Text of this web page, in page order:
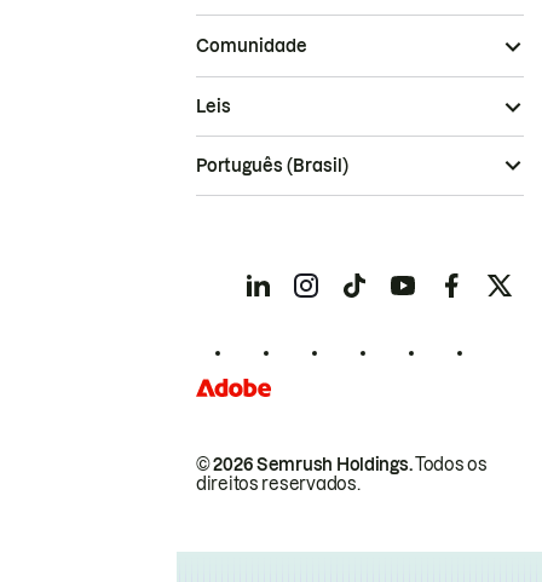
Comunidade
© 2026 Semrush Holdings.Todos os
direitos reservados.
Leis
Português (Brasil)